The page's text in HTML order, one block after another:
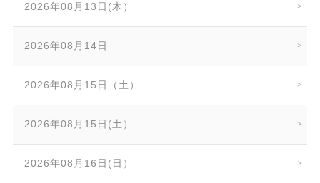
2026年08月13日(木）
2026年08月14日
2026年08月15日（土）
2026年08月15日(土）
2026年08月16日(日）